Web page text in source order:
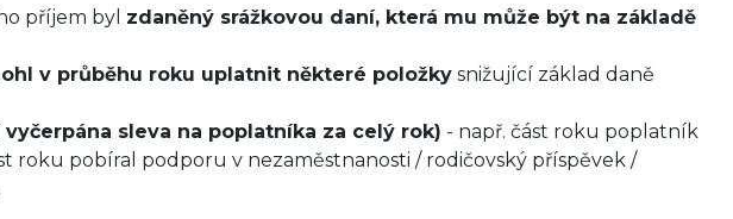
příjem byl zdaněný srážkovou daní, která mu může být na základě
v průběhu roku uplatnit některé položky snižující základ daně
sleva na poplatníka za celý rok) - např. část roku poplatník
roku pobíral podporu v nezaměstnanosti / rodičovský příspěvek /